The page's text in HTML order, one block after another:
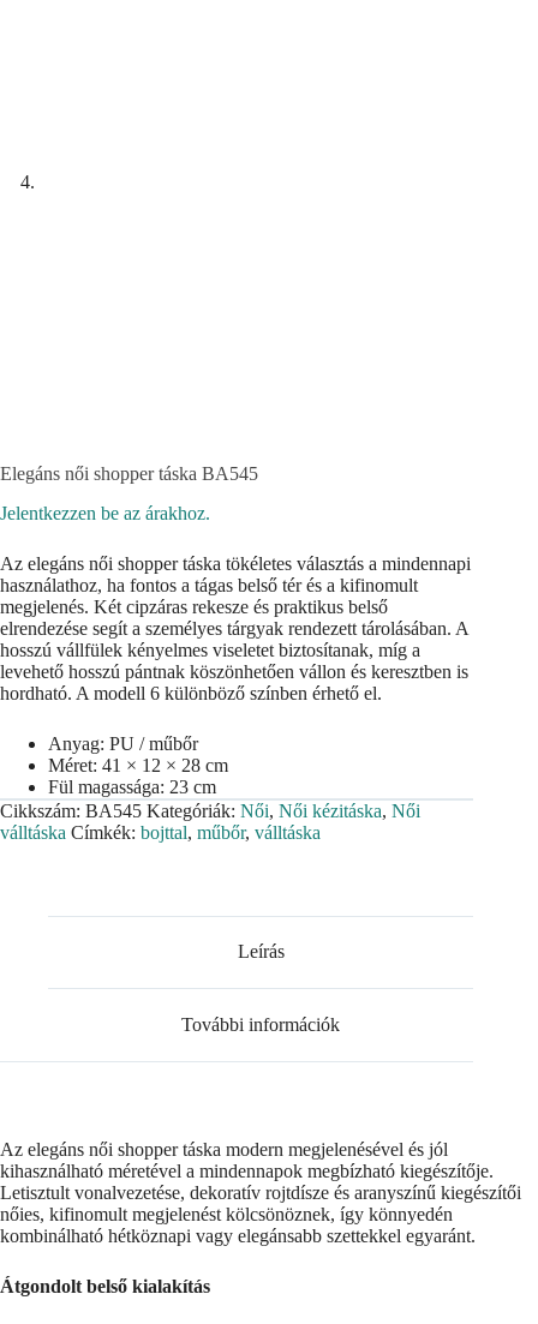
Elegáns női shopper táska BA545
Jelentkezzen be az árakhoz.
Az elegáns női shopper táska tökéletes választás a mindennapi
használathoz, ha fontos a tágas belső tér és a kifinomult
megjelenés. Két cipzáras rekesze és praktikus belső
elrendezése segít a személyes tárgyak rendezett tárolásában. A
hosszú vállfülek kényelmes viseletet biztosítanak, míg a
levehető hosszú pántnak köszönhetően vállon és keresztben is
hordható. A modell 6 különböző színben érhető el.
Anyag: PU / műbőr
Méret: 41 × 12 × 28 cm
Fül magassága: 23 cm
Cikkszám: BA545 Kategóriák: Női, Női kézitáska, Női
válltáska Címkék: bojttal, műbőr, válltáska
Leírás
További információk
Az elegáns női shopper táska modern megjelenésével és jól
kihasználható méretével a mindennapok megbízható kiegészítője.
Letisztult vonalvezetése, dekoratív rojtdísze és aranyszínű kiegészítői
nőies, kifinomult megjelenést kölcsönöznek, így könnyedén
kombinálható hétköznapi vagy elegánsabb szettekkel egyaránt.
Átgondolt belső kialakítás